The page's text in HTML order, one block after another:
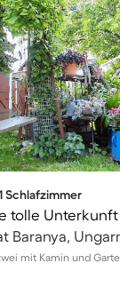
Schlafzimmer
Baranya,
mit Kamin und